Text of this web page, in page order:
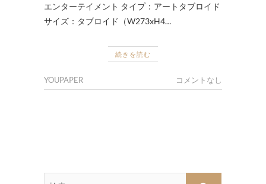
エンターテイメント タイプ：アートタブロイド
サイズ：タブロイド（W273xH4…
続きを読む
YOUPAPER コメントなし